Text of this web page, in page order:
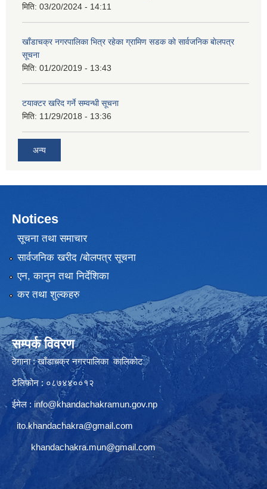
मिति: 03/20/2024 - 14:11
खाँडाचक्र नगरपालिका भित्र रहेका ग्रामिण सडक काे सार्वजनिक बाेलपत्र
सूचना
मिति: 01/20/2019 - 13:43
टयाक्टर खरिद गर्ने सम्वन्धी सूचना
मिति: 11/29/2018 - 13:36
अन्य
Notices
सूचना तथा समाचार
सार्वजनिक खरीद /बोलपत्र सूचना
एन, कानुन तथा निर्देशिका
कर तथा शुल्कहरु
सम्पर्क विवरण
ठेगाना : खाँडाचक्र नगरपालिका कालिकाेट
टेलिफोन : ०८७४४००१२
ईमेल : info@khandachakramun.gov.np
ito.khandachakra@gmail.com
khandachakra.mun@gmail.com